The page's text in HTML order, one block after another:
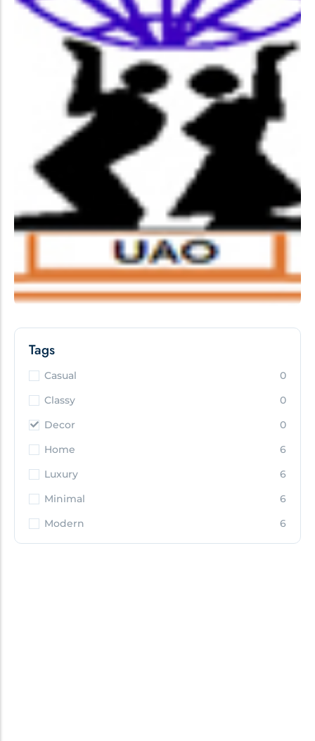
Tags
Casual
0
Classy
0
Decor
0
Home
6
Luxury
6
Minimal
6
Modern
6